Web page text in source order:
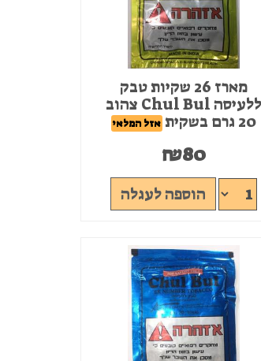
מארז 26 שקיות טבק
ללעיסה Chul Bul צהוב
20 גרם בשקית
אזל המלאי
₪80
הוספה לעגלה